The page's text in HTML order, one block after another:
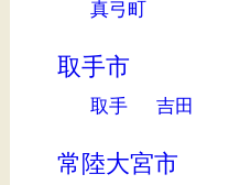
真弓町
取手市
取手 吉田
常陸大宮市